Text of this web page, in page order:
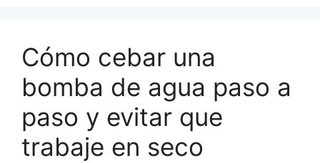
Cómo cebar una
bomba de agua paso a
paso y evitar que
trabaje en seco